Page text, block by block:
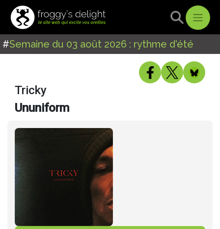
#Semaine du 03 août 2026 : rythme d'été
Tricky
Ununiform